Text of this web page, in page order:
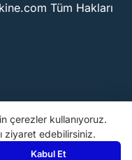
Tüm Hakları
çerezler kullanıyoruz.
ziyaret edebilirsiniz.
Kabul Et